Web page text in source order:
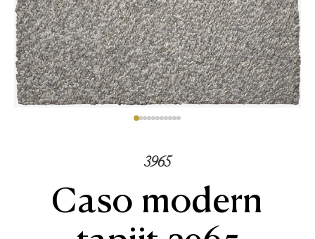
3965
Caso modern